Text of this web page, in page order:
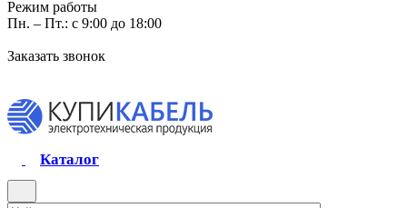
Режим работы
Пн. – Пт.: с 9:00 до 18:00
Заказать звонок
Каталог